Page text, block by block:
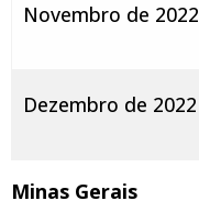
Novembro de 2022
Dezembro de 2022
Minas Gerais